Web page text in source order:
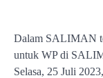
Dalam SALIMAN
untuk WP di
Selasa, 25 Juli